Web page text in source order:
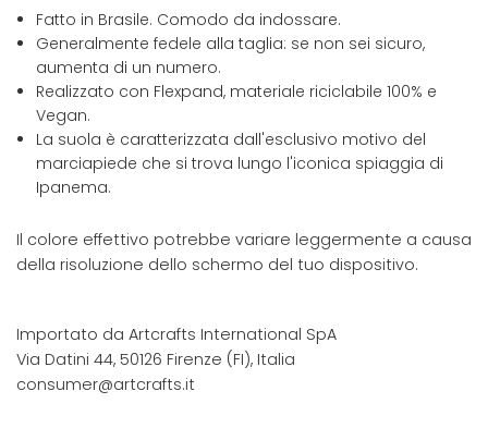
Fatto in Brasile. Comodo da indossare.
Generalmente fedele alla taglia: se non sei sicuro,
aumenta di un numero.
Realizzato con Flexpand, materiale riciclabile 100% e
Vegan.
La suola è caratterizzata dall'esclusivo motivo del
marciapiede che si trova lungo l'iconica spiaggia di
Ipanema.
Il colore effettivo potrebbe variare leggermente a causa
della risoluzione dello schermo del tuo dispositivo.
Importato da Artcrafts International SpA
Via Datini 44, 50126 Firenze (FI), Italia
consumer@artcrafts.it